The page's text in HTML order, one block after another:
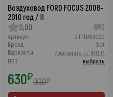
Воздуховод FORD FOCUS 2008-
2010 год / II
0,00
0
Артикул:
STFDA53020
Бренд:
Sat
Варианты:
2 варианта от 630 ₽
ПВЗ:
выбрать
630₽900₽